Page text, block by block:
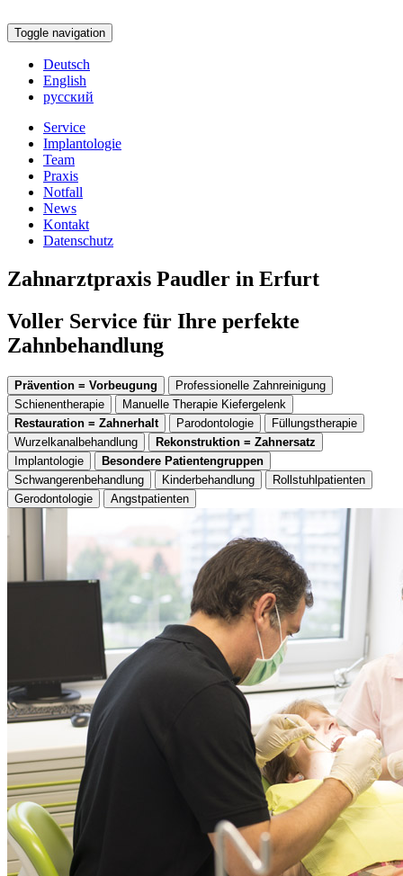
Toggle navigation
Deutsch
English
русский
Service
Implantologie
Team
Praxis
Notfall
News
Kontakt
Datenschutz
Zahnarztpraxis Paudler in Erfurt
Voller Service für Ihre perfekte
Zahnbehandlung
Prävention = Vorbeugung
Professionelle Zahnreinigung
Schienentherapie
Manuelle Therapie Kiefergelenk
Restauration = Zahnerhalt
Parodontologie
Füllungstherapie
Wurzelkanalbehandlung
Rekonstruktion = Zahnersatz
Implantologie
Besondere Patientengruppen
Schwangerenbehandlung
Kinderbehandlung
Rollstuhlpatienten
Gerodontologie
Angstpatienten